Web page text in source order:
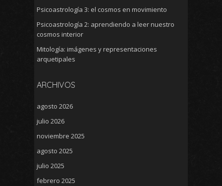
Psicoastrología 3: el cosmos en movimiento
Psicoastrología 2: aprendiendo a leer nuestro
cosmos interior
Mitología: imágenes y representaciones
arquetipales
ARCHIVOS
agosto 2026
julio 2026
noviembre 2025
agosto 2025
julio 2025
febrero 2025